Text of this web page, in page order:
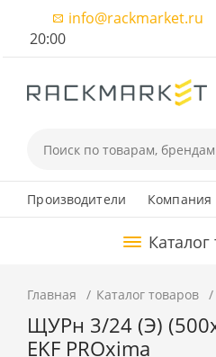
info@rackmarket.ru
20:00
Производители Компания
Главная Каталог товаров
ЩУРн 3/24 (Э)
EKF PROxima